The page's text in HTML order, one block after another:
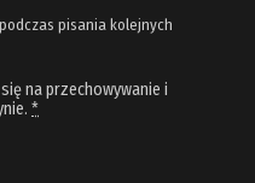
pisania kolejnych
na przechowywanie i
*